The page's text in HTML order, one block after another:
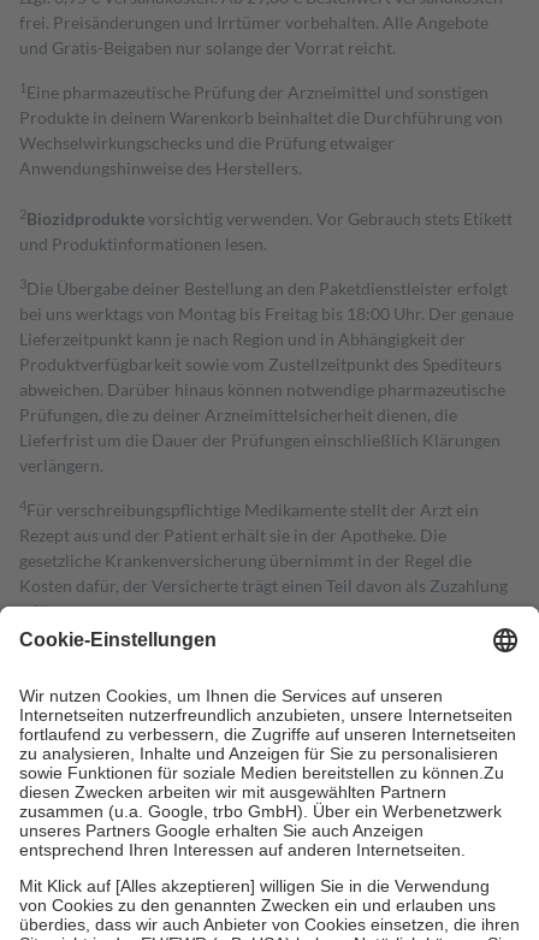
frei. Preisänderungen und Irrtümer vorbehalten. Alle Angebote
und Gratis-Beigaben nur solange der Vorrat reicht.
1 Eine pharmazeutische Prüfung der Arzneimittel und sonstigen
Produkte in deinem Warenkorb beinhaltet die Durchführung von
Wechselwirkungschecks und die Prüfung etwaiger
Anwendungshinweise des Herstellers.
2Biozidproduktevorsichtig verwenden. Vor Gebrauch stets Etikett
und Produktinformationen lesen.
3Die Übergabe deiner Bestellung an den Paketdienstleister erfolgt
bei uns werktags von Montag bis Freitag bis 18:00 Uhr. Der genaue
Lieferzeitpunkt kann je nach Region und in Abhängigkeit der
Produktverfügbarkeit sowie vom Zustellzeitpunkt des Spediteurs
abweichen. Darüber hinaus können notwendige pharmazeutische
Prüfungen, die zu deiner Arzneimittelsicherheit dienen, die
Lieferfrist um die Dauer der Prüfungen einschließlich Klärungen
verlängern.
4Für verschreibungspflichtige Medikamente stellt der Arzt ein
Rezept aus und der Patient erhält sie in der Apotheke. Die
gesetzliche Krankenversicherung übernimmt in der Regel die
Kosten dafür, der Versicherte trägt einen Teil davon als Zuzahlung
mit.
Grundsätzlich leisten Mitglieder Zuzahlungen in Höhe von zehn
höchstens zehn Euro.
Es sind jedoch nie mehr als die tatsächlichen
Kosten der Leistung zu entrichten.
Diese Regeln gelten grundsätzlich auch für Online-Apotheken.
Bei Heilmitteln und häuslicher Krankenpflege beträgt die
Zuzahlung zehn Prozent der Kosten sowie zehn Euro je
Verordnung.
Um das Engagement der Versicherten für ihre eigene Gesundheit zu
stärken und die besondere Stellung der Familie zu unterstützen,
fallenkeine Zuzahlungenan bei:
• Kindern und Jugendlichen bis zum vollendeten 18. Lebensjahr